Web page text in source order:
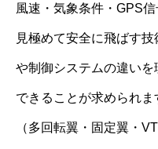
風速・気象条件・GPS
見極めて安全に飛ばす
や制御システムの違い
できることが求められ
（多回転翼・固定翼・